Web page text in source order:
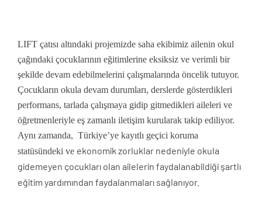
LIFT çatısı altındaki projemizde saha ekibimiz ailenin okul
çağındaki çocuklarının eğitimlerine eksiksiz ve verimli bir
şekilde devam edebilmelerini çalışmalarında öncelik tutuyor.
Çocukların okula devam durumları, derslerde gösterdikleri
performans, tarlada çalışmaya gidip gitmedikleri aileleri ve
öğretmenleriyle eş zamanlı iletişim kurularak takip ediliyor.
Aynı zamanda, Türkiye’ye kayıtlı geçici koruma
statüsündeki ve ekonomik zorluklar nedeniyle okula
gidemeyen çocukları olan ailelerin faydalanabildiği şartlı
eğitim yardımından faydalanmaları sağlanıyor.